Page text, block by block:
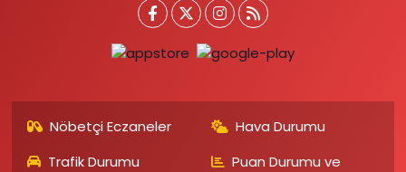
Nöbetçi Eczaneler
Hava Durumu
Trafik Durumu
Puan Durumu ve